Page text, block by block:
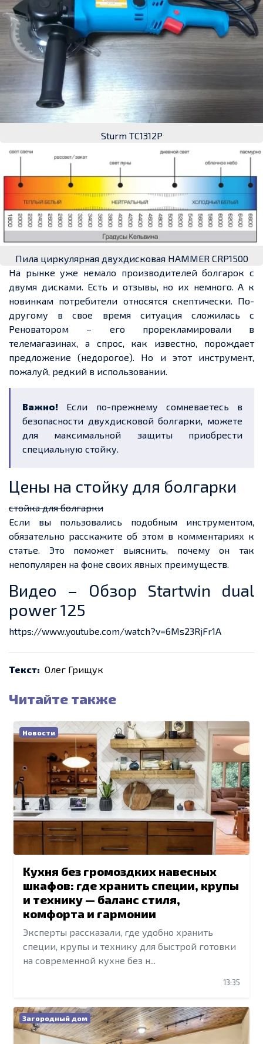
Sturm TC1312P
Пила циркулярная двухдисковая HAMMER CRP1500
На рынке уже немало производителей болгарок с
двумя дисками. Есть и отзывы, но их немного. А к
новинкам потребители относятся скептически. По-
другому в свое время ситуация сложилась с
Реноватором – его прорекламировали в
телемагазинах, а спрос, как известно, порождает
предложение (недорогое). Но и этот инструмент,
пожалуй, редкий в использовании.
Важно! Если по-прежнему сомневаетесь в
безопасности двухдисковой болгарки, можете
для максимальной защиты приобрести
специальную стойку.
Цены на стойку для болгарки
стойка для болгарки
Если вы пользовались подобным инструментом,
обязательно расскажите об этом в комментариях к
статье. Это поможет выяснить, почему он так
непопулярен на фоне своих явных преимуществ.
Видео – Обзор Startwin dual
power 125
https://www.youtube.com/watch?v=6Ms23RjFr1A
Текст: Олег Грищук
Читайте также
Новости
Кухня без громоздких навесных
шкафов: где хранить специи, крупы
и технику — баланс стиля,
комфорта и гармонии
Эксперты рассказали, где удобно хранить
специи, крупы и технику для быстрой готовки
на современной кухне без н...
13:35
Загородный дом